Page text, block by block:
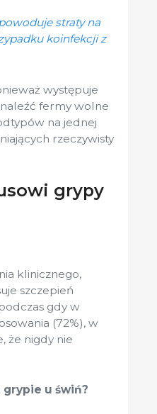
straty na
koinfekcji z
występuje
fermy wolne
na jednej
rzeczywisty
grypy
klinicznego,
szczepień
gdy w
(72%), w
że nigdy nie
u świń?